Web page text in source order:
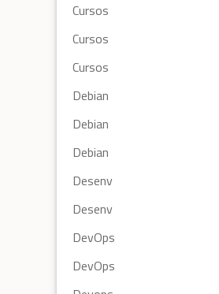
Cursos
Cursos
Cursos
Debian
Debian
Debian
Desenv
Desenv
DevOps
DevOps